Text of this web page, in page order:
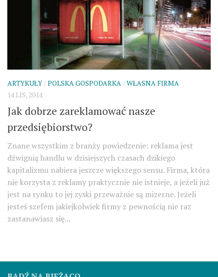
ARTYKUŁY/POLSKA GOSPODARKA/WŁASNA FIRMA
14 LIS, 2014
Jak dobrze zareklamować nasze
przedsiębiorstwo?
Znane wszystkim z branży powiedzenie: reklama jest
dźwignią handlu w dzisiejszych czasach dzikiego
kapitalizmu nabiera jeszcze większego sensu. Firma, która
nie korzysta z reklamy praktycznie nie istnieje, a jeżeli już
jest na rynku to jej zyski przeważnie są mizerne. Jeżeli
jesteś szefem jakiejkolwiek firmy z pewnością nie raz
zastanawiasz się...